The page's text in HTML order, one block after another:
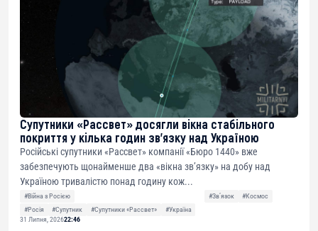
Супутники «Рассвет» досягли вікна стабільного
покриття у кілька годин зв’язку над Україною
Російські супутники «Рассвет» компанії «Бюро 1440» вже
забезпечують щонайменше два «вікна зв’язку» на добу над
Україною тривалістю понад годину кож...
#Війна з Росією #Звʼязок
#Космос
#Росія
#Супутник #Супутники «Рассвет»
#Україна
31 Липня, 202622:46